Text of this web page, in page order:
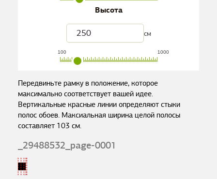
Высота
см
100 1000
Передвиньте рамку в положение, которое
максимально соответствует вашей идее.
Вертикальные красные линии определяют стыки
полос обоев. Максиальная ширина целой полосы
составляет 103 см.
_29488532_page-0001